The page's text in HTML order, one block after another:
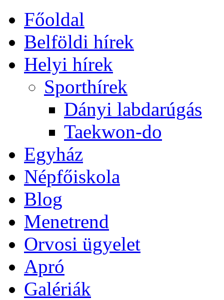
Főoldal
Belföldi hírek
Helyi hírek
Sporthírek
Dányi labdarúgás
Taekwon-do
Egyház
Népfőiskola
Blog
Menetrend
Orvosi ügyelet
Apró
Galériák